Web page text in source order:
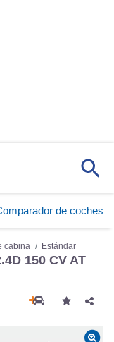
de coches
cabina
Estándar
150 CV AT